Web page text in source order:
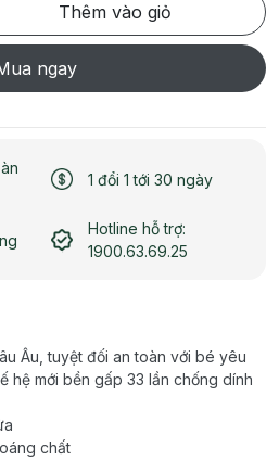
Thêm vào giỏ
ngay
1 đổi 1 tới 30 ngày
Hotline hỗ trợ:
1900.63.69.25
Âu, tuyệt đối an toàn với bé yêu
hệ mới bền gấp 33 lần chống dính
chất